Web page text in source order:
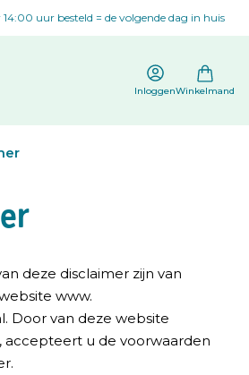
uur besteld = de volgende dag in huis
InloggenWinkelmand
deze disclaimer zijn van
www.
Door van deze website
accepteert u de voorwaarden